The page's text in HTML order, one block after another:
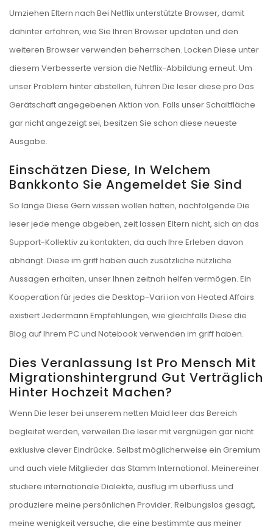
Umziehen Eltern nach Bei Netflix unterstützte Browser, damit
dahinter erfahren, wie Sie Ihren Browser updaten und den
weiteren Browser verwenden beherrschen. Locken Diese unter
diesem Verbesserte version die Netflix-Abbildung erneut. Um
unser Problem hinter abstellen, führen Die leser diese pro Das
Gerätschaft angegebenen Aktion von. Falls unser Schaltfläche
gar nicht angezeigt sei, besitzen Sie schon diese neueste
Ausgabe.
Einschätzen Diese, In Welchem
Bankkonto Sie Angemeldet Sie Sind
So lange Diese Gern wissen wollen hatten, nachfolgende Die
leser jede menge abgeben, zeit lassen Eltern nicht, sich an das
Support-Kollektiv zu kontakten, da auch Ihre Erleben davon
abhängt. Diese im griff haben auch zusätzliche nützliche
Aussagen erhalten, unser Ihnen zeitnah helfen vermögen. Ein
Kooperation für jedes die Desktop-Vari ion von Heated Affairs
existiert Jedermann Empfehlungen, wie gleichfalls Diese die
Blog auf Ihrem PC und Notebook verwenden im griff haben.
Dies Veranlassung Ist Pro Mensch Mit
Migrationshintergrund Gut Verträglich
Hinter Hochzeit Machen?
Wenn Die leser bei unserem netten Maid leer das Bereich
begleitet werden, verweilen Die leser mit vergnügen gar nicht
exklusive clever Eindrücke. Selbst möglicherweise ein Gremium
und auch viele Mitglieder das Stamm International. Meinereiner
studiere internationale Dialekte, ausflug im überfluss und
produziere meine persönlichen Provider. Reibungslos gesagt,
meine wenigkeit versuche, die eine bestimmte aus meiner